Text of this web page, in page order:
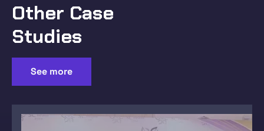
Other Case
Studies
See more